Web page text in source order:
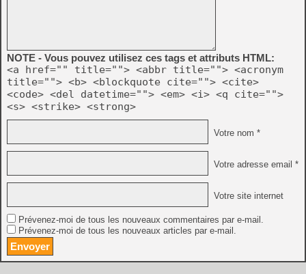
NOTE - Vous pouvez utilisez ces tags et attributs HTML:
<a href="" title=""> <abbr title=""> <acronym
title=""> <b> <blockquote cite=""> <cite>
<code> <del datetime=""> <em> <i> <q cite="">
<s> <strike> <strong>
Votre nom *
Votre adresse email *
Votre site internet
Prévenez-moi de tous les nouveaux commentaires par e-mail.
Prévenez-moi de tous les nouveaux articles par e-mail.